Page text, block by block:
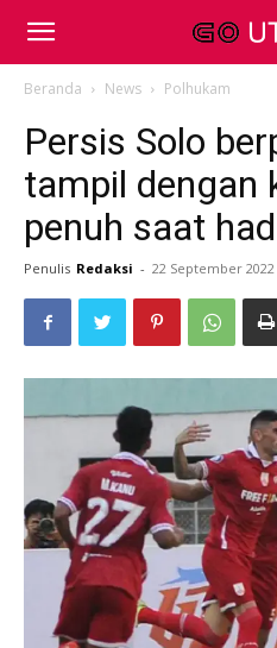
Beranda News Polhukam
Persis Solo
tampil dengan
penuh saat
Penulis Redaksi - 22 September 2022